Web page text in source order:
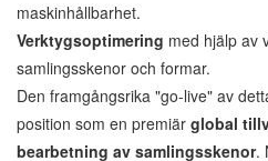
maskinhållbarhet.
Verktygsoptimering med hjälp av
samlingsskenor och formar.
Den framgångsrika "go-live" av
position som en premiär global
bearbetning av samlingsskenor.